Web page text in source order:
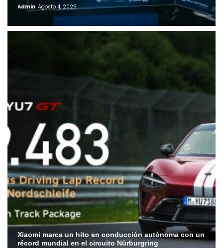
Admin Agosto 4, 2026
Xiaomi marca un hito en conducción autónoma con un
récord mundial en el circuito Nürburgring